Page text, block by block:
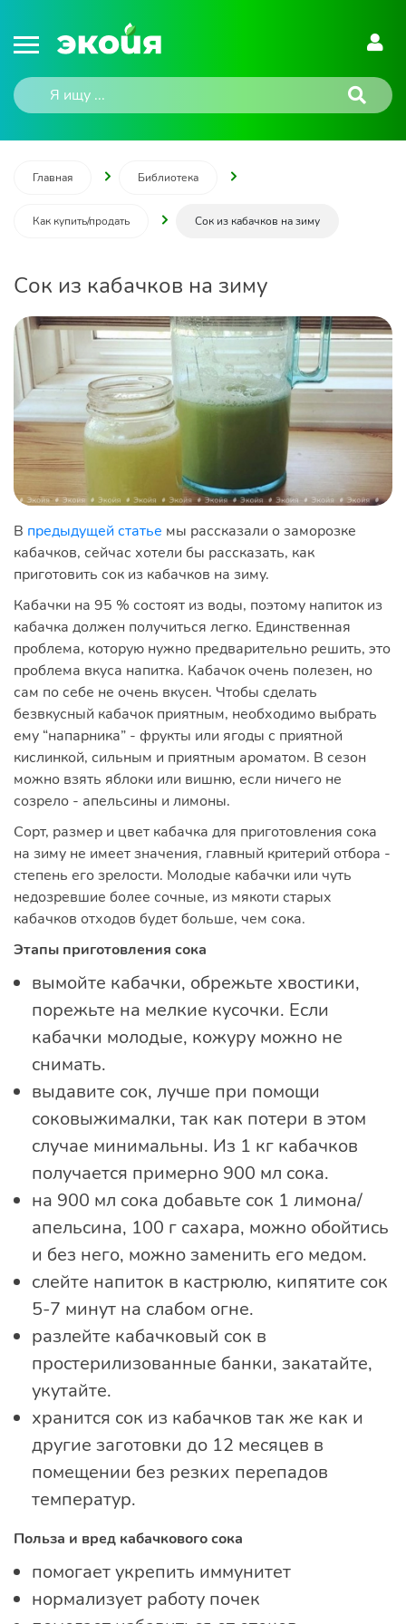
Главная Библиотека
Как купить/продать Сок из кабачков на зиму
Сок из кабачков на зиму
В предыдущей статье мы рассказали о заморозке
кабачков, сейчас хотели бы рассказать, как
приготовить сок из кабачков на зиму.
Кабачки на 95 % состоят из воды, поэтому напиток из
кабачка должен получиться легко. Единственная
проблема, которую нужно предварительно решить, это
проблема вкуса напитка. Кабачок очень полезен, но
сам по себе не очень вкусен. Чтобы сделать
безвкусный кабачок приятным, необходимо выбрать
ему “напарника” - фрукты или ягоды с приятной
кислинкой, сильным и приятным ароматом. В сезон
можно взять яблоки или вишню, если ничего не
созрело - апельсины и лимоны.
Сорт, размер и цвет кабачка для приготовления сока
на зиму не имеет значения, главный критерий отбора -
степень его зрелости. Молодые кабачки или чуть
недозревшие более сочные, из мякоти старых
кабачков отходов будет больше, чем сока.
Этапы приготовления сока
вымойте кабачки, обрежьте хвостики,
порежьте на мелкие кусочки. Если
кабачки молодые, кожуру можно не
снимать.
выдавите сок, лучше при помощи
соковыжималки, так как потери в этом
случае минимальны. Из 1 кг кабачков
получается примерно 900 мл сока.
на 900 мл сока добавьте сок 1 лимона/
апельсина, 100 г сахара, можно обойтись
и без него, можно заменить его медом.
слейте напиток в кастрюлю, кипятите сок
5-7 минут на слабом огне.
разлейте кабачковый сок в
простерилизованные банки, закатайте,
укутайте.
хранится сок из кабачков так же как и
другие заготовки до 12 месяцев в
помещении без резких перепадов
температур.
Польза и вред кабачкового сока
помогает укрепить иммунитет
нормализует работу почек